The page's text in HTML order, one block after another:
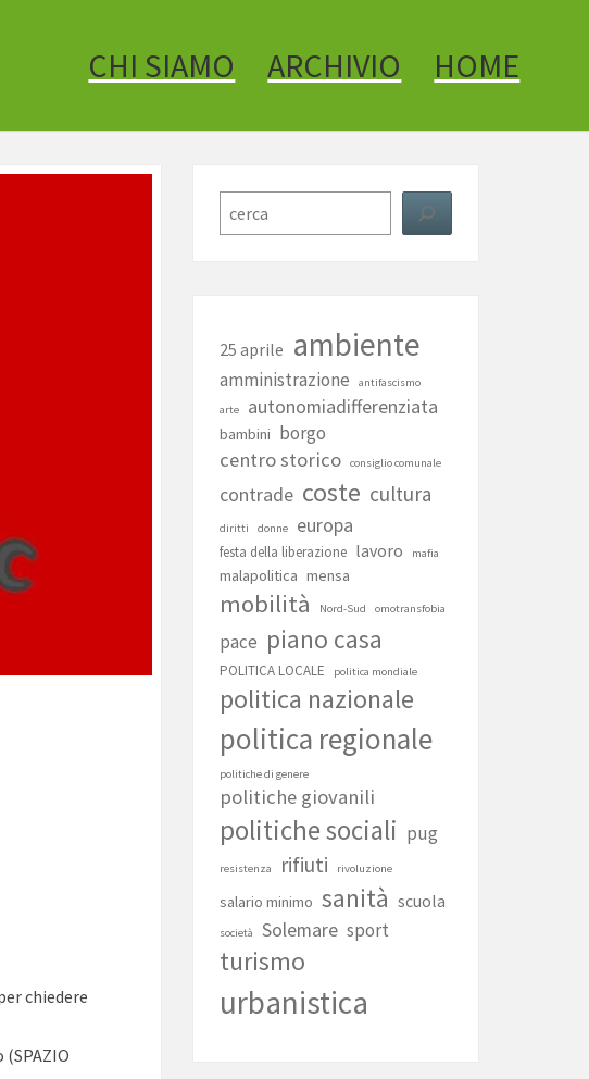
CHI SIAMO ARCHIVIO HOME
chiedere
25 aprile ambiente
amministrazione
antifascismo
arte
autonomiadifferenziata
bambini borgo
centro storico consiglio comunale
contrade coste cultura
diritti donne europa
festa della liberazione lavoro mafia
malapolitica mensa
mobilità Nord-Sud omotransfobia
pace piano casa
POLITICA LOCALE politica mondiale
politica nazionale
politica regionale
politiche di genere
politiche giovanili
politiche sociali pug
resistenza rifiuti rivoluzione
salario minimo sanità scuola
società Solemare sport
turismo
urbanistica